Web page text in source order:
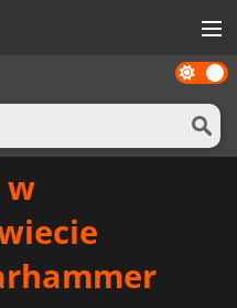
Dark
mode
w